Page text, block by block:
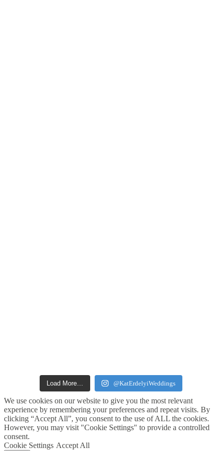
Load More… @KatErdelyiWeddings
We use cookies on our website to give you the most relevant
experience by remembering your preferences and repeat visits. By
clicking “Accept All”, you consent to the use of ALL the cookies.
However, you may visit "Cookie Settings" to provide a controlled
consent.
Cookie Settings Accept All